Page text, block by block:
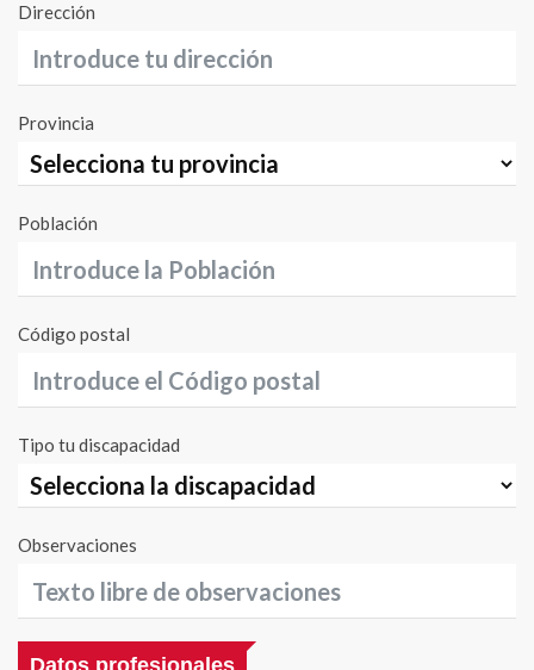
Dirección
Provincia
Población
Código postal
Tipo tu discapacidad
Observaciones
Datos profesionales